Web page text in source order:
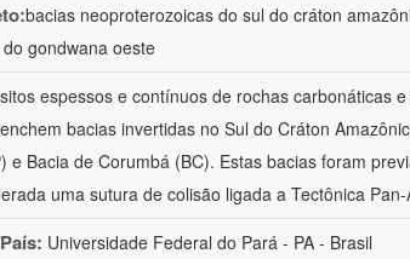
bacias neoproterozoicas do sul do cráton
gondwana oeste
espessos e contínuos de rochas carbonáticas
bacias invertidas no Sul do Cráton
e Bacia de Corumbá (BC). Estas bacias foram
uma sutura de colisão ligada a Tectônica
Universidade Federal do Pará - PA - Brasil